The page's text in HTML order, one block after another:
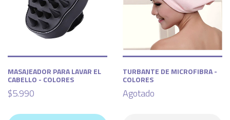
MASAJEADOR PARA LAVAR EL
CABELLO - COLORES
$5.990
TURBANTE DE MICROFIBRA -
COLORES
Agotado